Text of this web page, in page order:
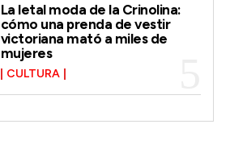
La letal moda de la Crinolina:
cómo una prenda de vestir
victoriana mató a miles de
mujeres
CULTURA